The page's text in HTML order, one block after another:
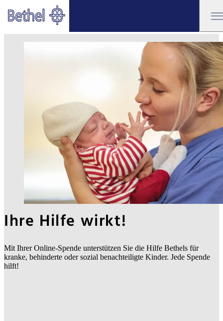
Zum Hauptinhalt springen
Zur Fußzeile springen
Bethel - Weitere Hilfen
Ihre Hilfe wirkt!
Mit Ihrer Online-Spende unterstützen Sie die Hilfe Bethels für
kranke, behinderte oder sozial benachteiligte Kinder. Jede Spende
hilft!